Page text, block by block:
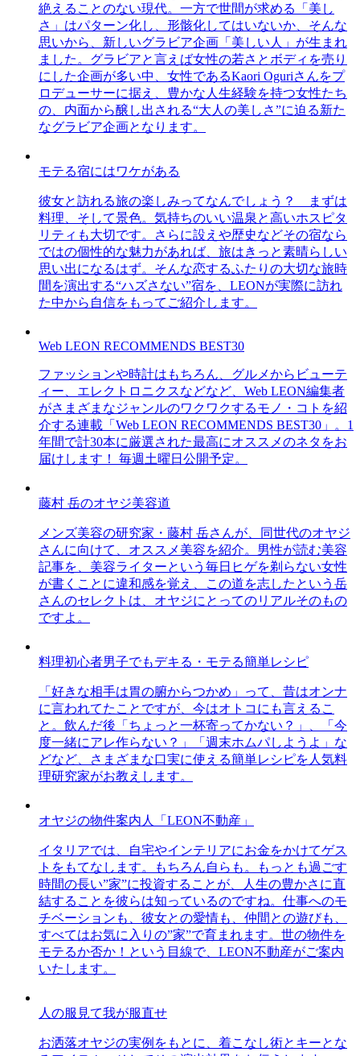
絶えることのない現代。一方で世間が求める「美し
さ」はパターン化し、形骸化してはいないか、そんな
思いから、新しいグラビア企画「美しい人」が生まれ
ました。グラビアと言えば女性の若さとボディを売り
にした企画が多い中、女性であるKaori Oguriさんをプ
ロデューサーに据え、豊かな人生経験を持つ女性たち
の、内面から醸し出される“大人の美しさ”に迫る新た
なグラビア企画となります。
モテる宿にはワケがある
彼女と訪れる旅の楽しみってなんでしょう？ まずは
料理、そして景色。気持ちのいい温泉と高いホスピタ
リティも大切です。さらに設えや歴史などその宿なら
ではの個性的な魅力があれば、旅はきっと素晴らしい
思い出になるはず。そんな恋するふたりの大切な旅時
間を演出する“ハズさない”宿を、LEONが実際に訪れ
た中から自信をもってご紹介します。
Web LEON RECOMMENDS BEST30
ファッションや時計はもちろん、グルメからビューテ
ィー、エレクトロニクスなどなど、Web LEON編集者
がさまざまなジャンルのワクワクするモノ・コトを紹
介する連載「Web LEON RECOMMENDS BEST30」。1
年間で計30本に厳選された最高にオススメのネタをお
届けします！ 毎週土曜日公開予定。
藤村 岳のオヤジ美容道
メンズ美容の研究家・藤村 岳さんが、同世代のオヤジ
さんに向けて、オススメ美容を紹介。男性が読む美容
記事を、美容ライターという毎日ヒゲを剃らない女性
が書くことに違和感を覚え、この道を志したという岳
さんのセレクトは、オヤジにとってのリアルそのもの
ですよ。
料理初心者男子でもデキる・モテる簡単レシピ
「好きな相手は胃の腑からつかめ」って、昔はオンナ
に言われてたことですが、今はオトコにも言えるこ
と。飲んだ後「ちょっと一杯寄ってかない？」、「今
度一緒にアレ作らない？」「週末ホムパしようよ」な
どなど、さまざまな口実に使える簡単レシピを人気料
理研究家がお教えします。
オヤジの物件案内人「LEON不動産」
イタリアでは、自宅やインテリアにお金をかけてゲス
トをもてなします。もちろん自らも。もっとも過ごす
時間の長い”家”に投資することが、人生の豊かさに直
結することを彼らは知っているのですね。仕事へのモ
チベーションも、彼女との愛情も、仲間との遊びも、
すべてはお気に入りの”家”で育まれます。世の物件を
モテるか否か！という目線で、LEON不動産がご案内
いたします。
人の服見て我が服直せ
お洒落オヤジの実例をもとに、着こなし術とキーとな